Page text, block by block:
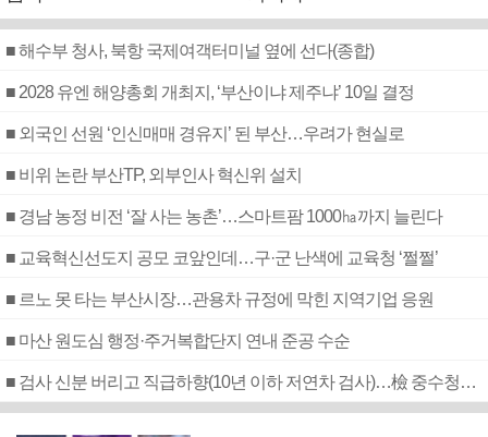
■ 해수부 청사, 북항 국제여객터미널 옆에 선다(종합)
■ 2028 유엔 해양총회 개최지, ‘부산이냐 제주냐’ 10일 결정
■ 외국인 선원 ‘인신매매 경유지’ 된 부산…우려가 현실로
■ 비위 논란 부산TP, 외부인사 혁신위 설치
■ 경남 농정 비전 ‘잘 사는 농촌’…스마트팜 1000㏊까지 늘린다
■ 교육혁신선도지 공모 코앞인데…구·군 난색에 교육청 ‘쩔쩔’
■ 르노 못 타는 부산시장…관용차 규정에 막힌 지역기업 응원
■ 마산 원도심 행정·주거복합단지 연내 준공 수순
■ 검사 신분 버리고 직급하향(10년 이하 저연차 검사)…檢 중수청행 기피